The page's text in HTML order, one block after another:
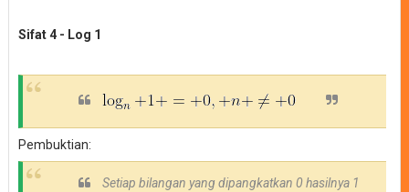
Sifat 4 - Log 1
Pembuktian:
Setiap bilangan yang dipangkatkan 0 hasilnya 1